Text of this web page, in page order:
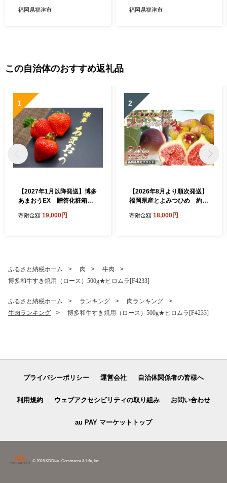
福岡県福津市 福岡県福津市
この自治体のおすすめ返礼品
1
【2027年1月以降発送】博多
あまおうEX 贈答化粧箱入2
寄附金額 19,000円
2
【2026年8月より順次発送】
福岡県産とよみつひめ 約3
寄附金額 18,000円
ふるさと納税ホーム 肉
牛肉
博多和牛すき焼用（ロース）500g★ヒロムラ[F4233]
ふるさと納税ホーム ランキング
肉ランキング
牛肉ランキング
博多和牛すき焼用（ロース）500g★ヒロムラ[F4233]
プライバシーポリシー 運営会社 自治体関係者の皆様へ
利用規約 ウェブアクセシビリティの取り組み お問い合わせ
au PAY マーケットトップ
© 2016 KDDI/au Commerce & Life, Inc.